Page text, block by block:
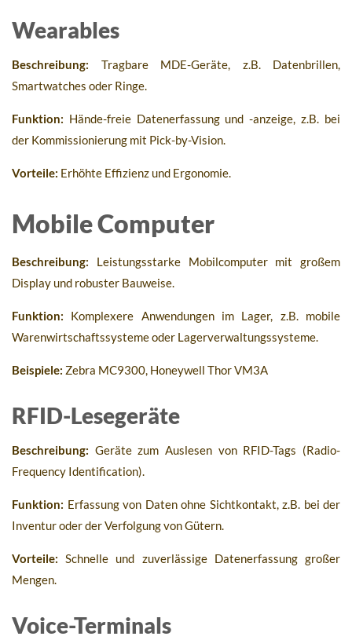
Wearables
Beschreibung: Tragbare MDE-Geräte, z.B. Datenbrillen,
Smartwatches oder Ringe.
Funktion: Hände-freie Datenerfassung und -anzeige, z.B. bei
der Kommissionierung mit Pick-by-Vision.
Vorteile: Erhöhte Effizienz und Ergonomie.
Mobile Computer
Beschreibung: Leistungsstarke Mobilcomputer mit großem
Display und robuster Bauweise.
Funktion: Komplexere Anwendungen im Lager, z.B. mobile
Warenwirtschaftssysteme oder Lagerverwaltungssysteme.
Beispiele: Zebra MC9300, Honeywell Thor VM3A
RFID-Lesegeräte
Beschreibung: Geräte zum Auslesen von RFID-Tags (Radio-
Frequency Identification).
Funktion: Erfassung von Daten ohne Sichtkontakt, z.B. bei der
Inventur oder der Verfolgung von Gütern.
Vorteile: Schnelle und zuverlässige Datenerfassung großer
Mengen.
Voice-Terminals